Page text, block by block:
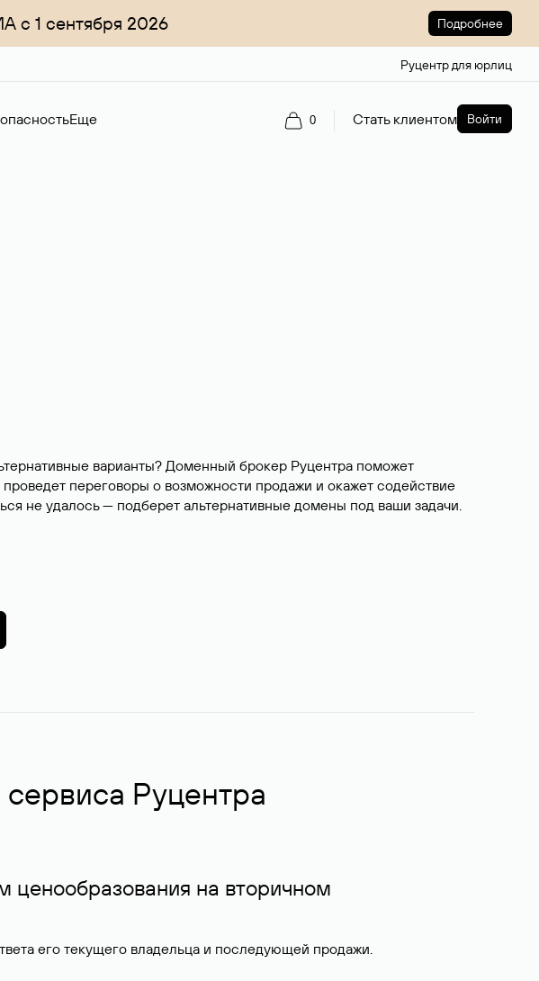
с 1 сентября 2026 Подробнее
Руцентр для юрлиц
Еще 0 Стать клиентом Войти
варианты? Доменный брокер Руцентра поможет
переговоры о возможности продажи и окажет содействие
не удалось — подберет альтернативные домены под ваши задачи.
Руцентра
ценообразования на вторичном
его текущего владельца и последующей продажи.